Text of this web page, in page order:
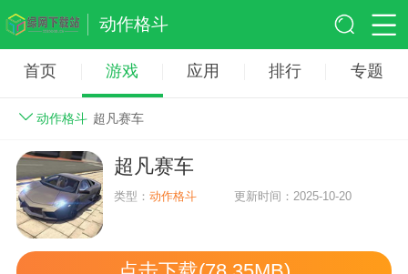
动作格斗
首页 游戏 应用 排行 专题
动作格斗 超凡赛车
超凡赛车
类型：动作格斗 更新时间：2025-10-20